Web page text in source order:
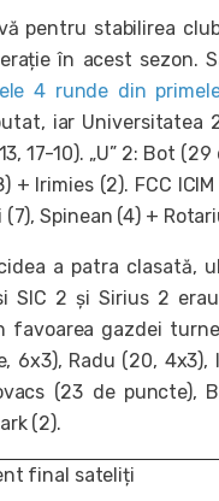
pentru stabilirea
în acest sezon.
4 runde din
iar Universitatea
17-10). „U” 2: Bot
+ Irimies (2). FCC
Spinean (4) +
a patra clasată,
SIC 2 și Sirius 2
gazdei
6x3), Radu (20, 4x3),
(23 de puncte),
(2).
final sateliți